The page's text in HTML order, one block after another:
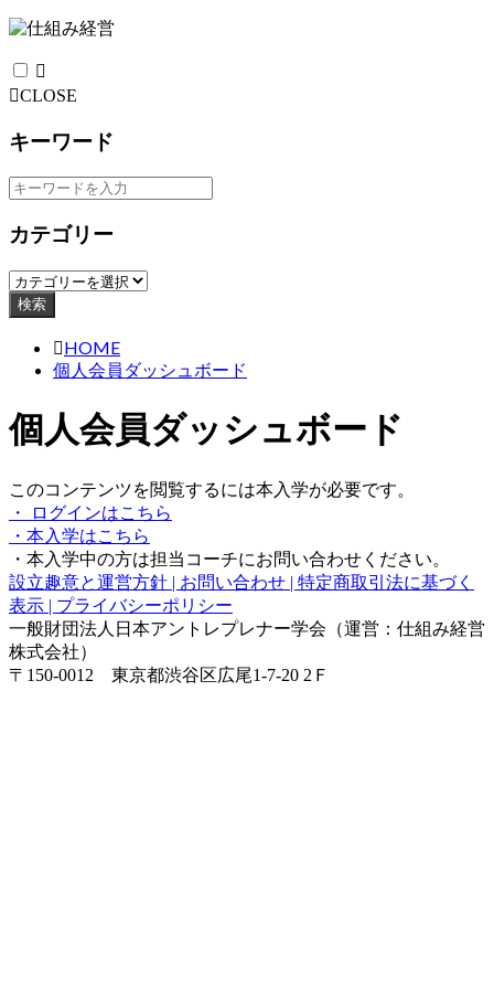
CLOSE
キーワード
カテゴリー
検索
HOME
個人会員ダッシュボード
個人会員ダッシュボード
このコンテンツを閲覧するには本入学が必要です。
・ ログインはこちら
・本入学はこちら
・本入学中の方は担当コーチにお問い合わせください。
設立趣意と運営方針 | お問い合わせ | 特定商取引法に基づく
表示 | プライバシーポリシー
一般財団法人日本アントレプレナー学会（運営：仕組み経営
株式会社）
〒150-0012 東京都渋谷区広尾1-7-20 2Ｆ